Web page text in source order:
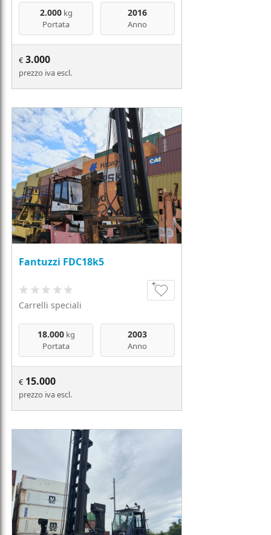
2.000kg
Portata
2016
Anno
€ 3.000
prezzo iva escl.
Fantuzzi FDC18k5
Carrelli speciali
18.000kg
Portata
2003
Anno
€ 15.000
prezzo iva escl.